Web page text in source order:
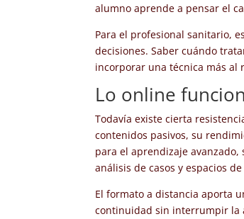
alumno aprende a pensar el
Para el profesional sanitario,
decisiones. Saber cuándo
incorporar una técnica más al
Lo online
Todavía existe cierta
contenidos pasivos, su
para el aprendizaje
análisis de casos y espacios
El formato a distancia aporta
continuidad sin interrumpir la